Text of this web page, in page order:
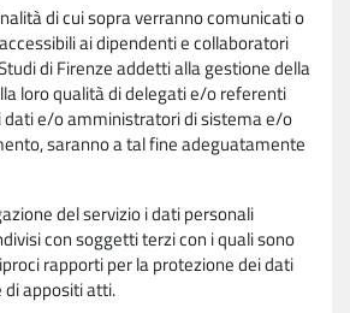
di cui sopra verranno comunicati o
ai dipendenti e collaboratori
di Firenze addetti alla gestione della
loro qualità di delegati e/o referenti
dati e/o amministratori di sistema e/o
saranno a tal fine adeguatamente
del servizio i dati personali
con soggetti terzi con i quali sono
rapporti per la protezione dei dati
appositi atti.